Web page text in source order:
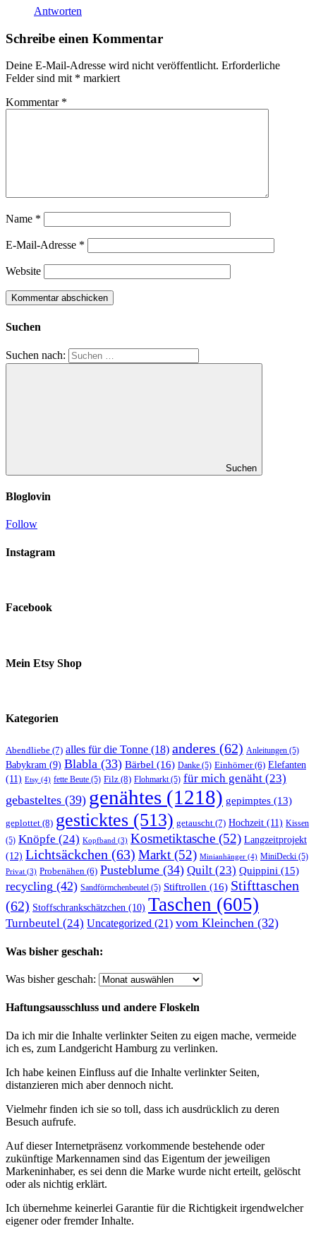
Antworten
Schreibe einen Kommentar
Deine E-Mail-Adresse wird nicht veröffentlicht. Erforderliche
Felder sind mit * markiert
Kommentar *
Name *
E-Mail-Adresse *
Website
Suchen
Suchen nach:
Suchen
Bloglovin
Follow
Instagram
Facebook
Mein Etsy Shop
Kategorien
Abendliebe (7) alles für die Tonne (18) anderes (62) Anleitungen (5)
Babykram (9) Blabla (33) Bärbel (16) Danke (5) Einhörner(6) Elefanten
(11) Etsy (4) fette Beute (5) Filz (8) Flohmarkt (5) für mich genäht (23)
gebasteltes (39) genähtes (1218) gepimptes (13)
geplottet (8) gesticktes (513) getauscht (7) Hochzeit (11) Kissen
(5) Knöpfe (24) Kopfband (3) Kosmetiktasche (52) Langzeitprojekt
(12) Lichtsäckchen (63) Markt (52) Minianhänger (4) MiniDecki (5)
Privat (3) Probenähen (6) Pusteblume (34) Quilt (23) Quippini (15)
recycling (42) Sandförmchenbeutel (5) Stiftrollen (16) Stifttaschen
(62) Stoffschrankschätzchen (10) Taschen (605)
Turnbeutel (24) Uncategorized (21) vom Kleinchen (32)
Was bisher geschah:
Was bisher geschah:
Haftungsausschluss und andere Floskeln
Da ich mir die Inhalte verlinkter Seiten zu eigen mache, vermeide
ich es, zum Landgericht Hamburg zu verlinken.
Ich habe keinen Einfluss auf die Inhalte verlinkter Seiten,
distanzieren mich aber dennoch nicht.
Vielmehr finden ich sie so toll, dass ich ausdrücklich zu deren
Besuch aufrufe.
Auf dieser Internetpräsenz vorkommende bestehende oder
zukünftige Markennamen sind das Eigentum der jeweiligen
Markeninhaber, es sei denn die Marke wurde nicht erteilt, gelöscht
oder als nichtig erklärt.
Ich übernehme keinerlei Garantie für die Richtigkeit irgendwelcher
eigener oder fremder Inhalte.